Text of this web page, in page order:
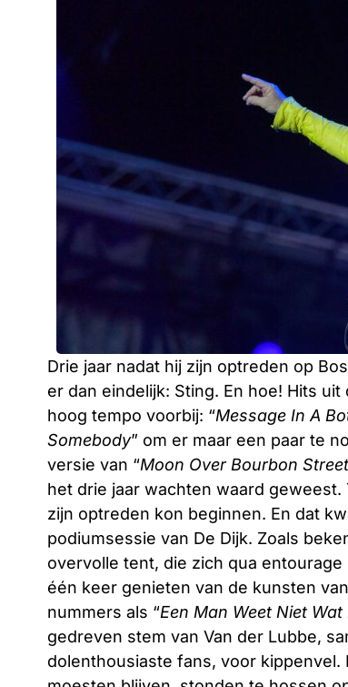
Drie jaar nadat hij zijn optreden op
er dan eindelijk: Sting. En hoe! Hits
hoog tempo voorbij: “Message In A
Somebody” om er maar een paar te
versie van “Moon Over Bourbon Street
het drie jaar wachten waard
zijn optreden kon beginnen. En dat
podiumsessie van De Dijk. Zoals
overvolle tent, die zich qua
één keer genieten van de kunsten
nummers als “Een Man Weet Niet Wat
gedreven stem van Van der Lubbe,
dolenthousiaste fans, voor